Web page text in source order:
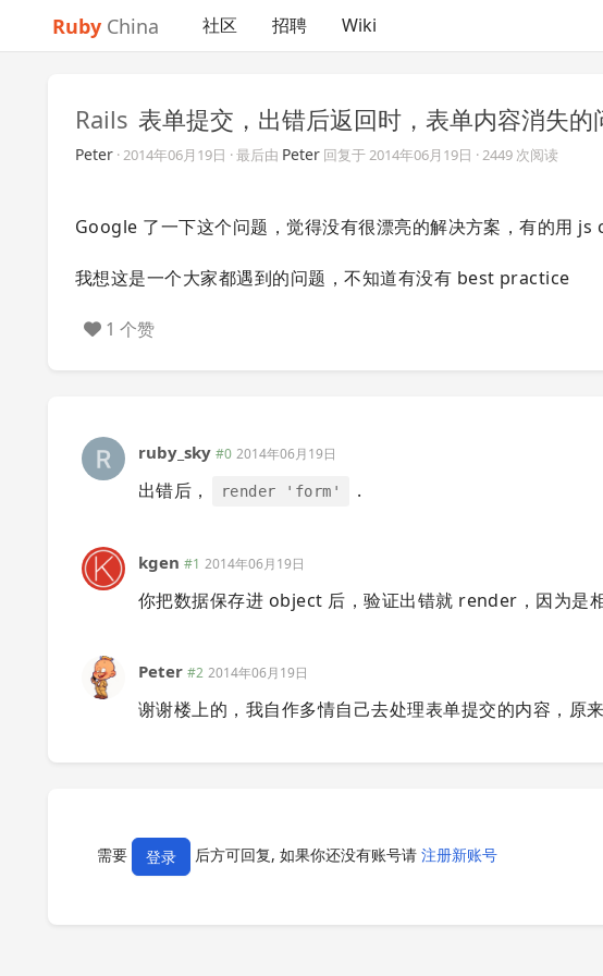
Ruby China 社区 招聘 Wiki
Rails 表单提交，出错后返回时，表单内容消失的
Peter ·2014年06月19日 · 最后由 Peter 回复于2014年06月19日 · 2449 次阅读
Google 了一下这个问题，觉得没有很漂亮的解决方案，有的用
我想这是一个大家都遇到的问题，不知道有没有 best practice
1 个赞
ruby_sky #0 2014年06月19日
出错后， render 'form' .
kgen #1 2014年06月19日
你把数据保存进 object 后，验证出错就 render，因为是
Peter #2 2014年06月19日
谢谢楼上的，我自作多情自己去处理表单提交的内容，原
需要 登录 后方可回复, 如果你还没有账号请 注册新账号